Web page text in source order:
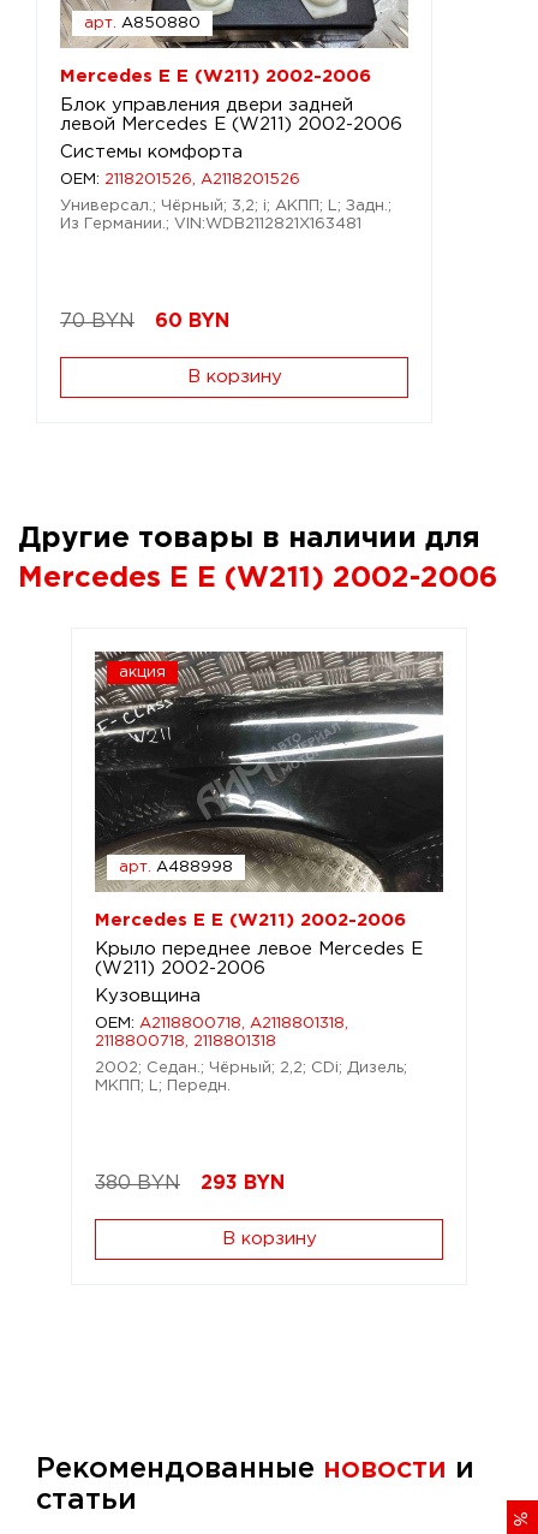
%
арт. A850880
Mercedes E E (W211) 2002-2006
Блок управления двери задней
левой Mercedes E (W211) 2002-2006
Системы комфорта
OEM: 2118201526, A2118201526
Универсал.; Чёрный; 3,2; i; АКПП; L; Задн.;
Из Германии.; VIN:WDB2112821X163481
70 BYN 60 BYN
В корзину
Другие товары в наличии для
Mercedes E E (W211) 2002-2006
акция
арт. A488998
Mercedes E E (W211) 2002-2006
Крыло переднее левое Mercedes E
(W211) 2002-2006
Кузовщина
OEM: A2118800718, A2118801318,
2118800718, 2118801318
2002; Седан.; Чёрный; 2,2; CDi; Дизель;
МКПП; L; Передн.
380 BYN 293 BYN
В корзину
Рекомендованные новости и
статьи